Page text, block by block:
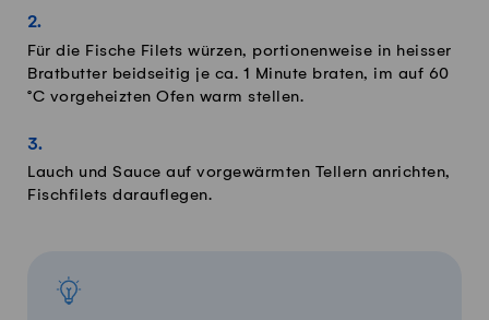
Für die Fische Filets würzen, portionenweise in heisser
Bratbutter beidseitig je ca. 1 Minute braten, im auf 60
°C vorgeheizten Ofen warm stellen.
Lauch und Sauce auf vorgewärmten Tellern anrichten,
Fischfilets darauflegen.